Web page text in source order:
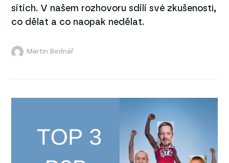
sítích. V našem rozhovoru sdílí své zkušenosti,
co dělat a co naopak nedělat.
Martin Bednář